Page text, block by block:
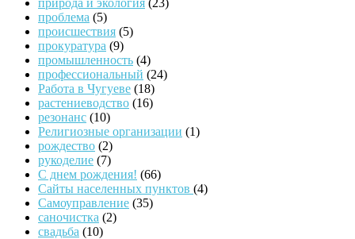
проблема (5)
происшествия (5)
прокуратура (9)
промышленность (4)
профессиональный (24)
Работа в Чугуеве (18)
растениеводство (16)
резонанс (10)
Религиозные организации (1)
рождество (2)
рукоделие (7)
С днем рождения! (66)
Сайты населенных пунктов (4)
Самоуправление (35)
саночистка (2)
свадьба (10)